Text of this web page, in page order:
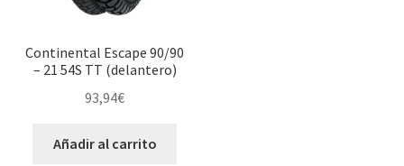
Continental Escape 90/90
– 21 54S TT (delantero)
93,94€
Añadir al carrito